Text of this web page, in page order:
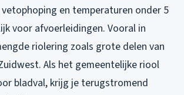
en temperaturen onder 5
voor afvoerleidingen. Vooral in
riolering zoals grote delen van
Als het gemeentelijke riool
bladval, krijg je terugstromend